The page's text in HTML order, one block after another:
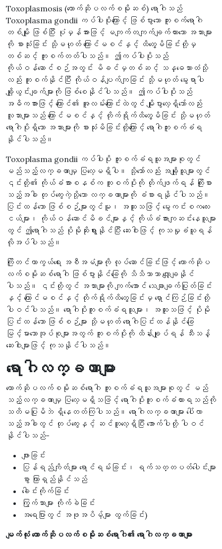
Toxoplasmosis (တောက်ဆိုပလက်စမိုးဆစ်) ရောဂါသည်
Toxoplasma gondii ကပ်ပါးပိုးကြောင့် ဖြစ်ပွားသော ကူးစက်ရောဂါ
တစ်မျိုး ဖြစ်ပြီး ပုံမှန်အားဖြင့် မကျက်တကျက်ချက်ထားသော အသားများ
ကို စားသုံးခြင်း သို့မဟုတ် ကြောင်မစင်နှင့် ထိတွေ့မိခြင်းတို့မှ
တစ်ဆင့် ကူးစက်တတ်ပါသည်။ ဤကပ်ပါးပိုးသည်
ကိုယ်ဝန်ဆောင်စဉ်အတွင်း မိခင်မှတစ်ဆင့် သန္ဓေသားထံသို့
လည်း ကူးစက်နိုင်ပြီး ကိုယ်ဝန်ပျက်ကျခြင်း သို့မဟုတ် မွေးရာပါ
ချို့ယွင်းချက်များကို ဖြစ်စေနိုင်ပါသည်။ ဤကပ်ပါးပိုးသည်
အဓိကအားဖြင့် ကြောင်၏ အူလမ်းကြောင်းထဲတွင် မျိုးပွားလေ့ရှိသော်လည်း
လူသားများသည် ကြောင်မစင်နှင့် တိုက်ရိုက်ထိတွေ့မိခြင်း သို့မဟုတ်
ရောဂါပိုးရှိသော အသားများကို စားသုံးမိခြင်းတို့ကြောင့် ရောဂါကူးစက်ခံရ
နိုင်ပါသည်။
Toxoplasma gondii ကပ်ပါးပိုး ကူးစက်ခံရသူအများစုတွင်
မည်သည့်လက္ခဏာမျှ ပြလေ့မရှိပါ။ သို့သော်လည်း အချို့သူများတွင်
၎င်းတို့၏ ကိုယ်ခံအားစနစ်က ကူးစက်ပိုးကို တိုက်ဖျက်ရန် ကြိုးစား
သည့်အခါ တုပ်ကွေးကဲ့သို့သော လက္ခဏာများကို ခံစားရနိုင်ပါသည်။
ပြင်းထန်သော ဖြစ်စဉ်များတွင်မူ၊ အထူးသဖြင့် မွေးကင်းစကလေး
ငယ်များ၊ ကိုယ်ဝန်ဆောင်မိခင်များနှင့် ကိုယ်ခံအားကျဆင်းနေသူများ
တွင် ဤရောဂါသည် ပိုမိုဆိုးရွားနိုင်ပြီး ဆေးဝါးဖြင့် ကုသမှုခံယူရန်
လိုအပ်ပါသည်။
ကြိုတင်ကာကွယ်ရေး အစီအမံများကို လုပ်ဆောင်ခြင်းဖြင့် တောက်ဆိုပ
လက်စမိုးဆစ်ရောဂါ ဖြစ်ပွားနိုင်ခြေကို သိသိသာသာ လျှော့ချနိုင်
ပါသည်။ ၎င်းတို့တွင် အသားများကို ကျက်အောင် သေချာချက်ပြုတ်ခြင်း
နှင့် ကြောင်မစင်နှင့် တိုက်ရိုက်ထိတွေ့ခြင်းမှ ရှောင်ကြဉ်ခြင်းတို့
ပါဝင်ပါသည်။ ရောဂါပိုးကူးစက်ခံရသူများ၊ အထူးသဖြင့် ပိုမို
ပြင်းထန်သော ဖြစ်စဉ်များ သို့မဟုတ် ရောဂါပြင်းထန်နိုင်ခြေ
မြင့်မားသောအုပ်စုများအတွက် ကူးစက်ပိုးကို ထိန်းချုပ်ရန် သီးသန့်
ဆေးဝါးများဖြင့် ကုသနိုင်ပါသည်။
ရောဂါလက္ခဏာများ
တောက်ဆိုပလက်စမိုးဆစ်ရောဂါ ကူးစက်ခံရသူအများစုတွင် မည်
သည့်လက္ခဏာမျှ ပြလေ့မရှိသဖြင့် ရောဂါပိုးကူးစက်ခံထားရသည်ကို
သတိမပြုမိဘဲ ရှိနေတတ်ကြပါသည်။ ရောဂါလက္ခဏာများ ပေါ်လာ
သည့်အခါတွင် တုပ်ကွေးနှင့် ဆင်တူလေ့ရှိပြီး အောက်ပါတို့ ပါဝင်
နိုင်ပါသည်-
ဖျားခြင်း
ပြန်ရည်ကျိတ်များ ရောင်ရမ်းခြင်း၊ ရက်သတ္တပတ်ပေါင်းများ
စွာ ကြာရှည်နိုင်သည်
ခေါင်းကိုက်ခြင်း
ကြွက်သားများ ကိုက်ခဲခြင်း
အရေပြားတွင် အဖုအပိမ့်များ ထွက်ခြင်း)
မျက်လုံး တောက်ဆိုပလက်စမိုးဆစ်ရောဂါ၏ ရောဂါလက္ခဏာများ